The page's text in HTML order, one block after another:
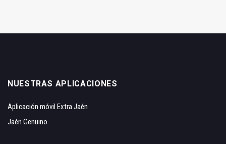
NUESTRAS APLICACIONES
Aplicación móvil Extra Jaén
Jaén Genuino